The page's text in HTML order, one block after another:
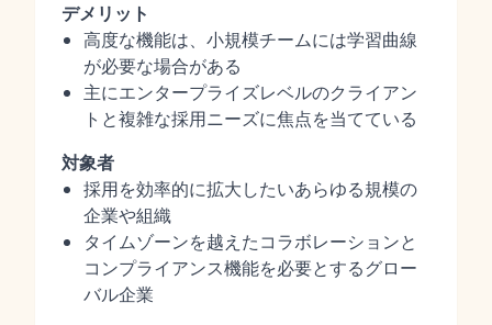
デメリット
高度な機能は、小規模チームには学習曲線
が必要な場合がある
主にエンタープライズレベルのクライアン
トと複雑な採用ニーズに焦点を当てている
対象者
採用を効率的に拡大したいあらゆる規模の
企業や組織
タイムゾーンを越えたコラボレーションと
コンプライアンス機能を必要とするグロー
バル企業